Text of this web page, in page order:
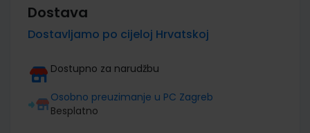
Dostava
Dostavljamo po cijeloj Hrvatskoj
Dostupno za narudžbu
Osobno preuzimanje u PC Zagreb
Besplatno